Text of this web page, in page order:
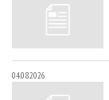
04.08.2026